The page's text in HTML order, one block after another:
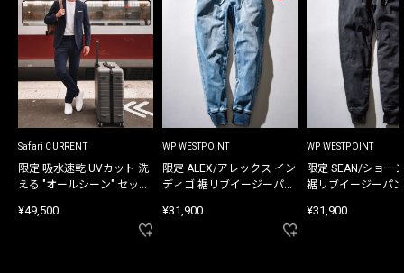
Safari CURRENT
限定 吸水速乾 UVカット 洗
える "オールシーン" セット
¥49,500
WP WESTPOINT
限定 ALEX/アレックス イン
ディゴ 裾リブイージーパン
¥31,900
WP WESTPOINT
限定 SEAN/ショー
裾リブイージーパ
¥31,900